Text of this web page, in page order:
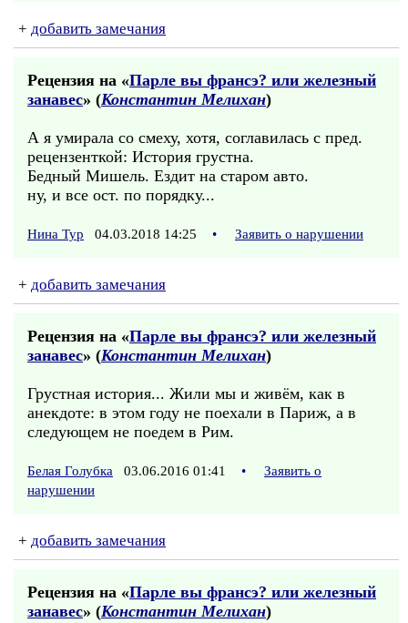
+ добавить замечания
Рецензия на «Парле вы франсэ? или железный
занавес» (Константин Мелихан)
А я умирала со смеху, хотя, соглавилась с пред.
рецензенткой: История грустна.
Бедный Мишель. Ездит на старом авто.
ну, и все ост. по порядку...
Нина Тур 04.03.2018 14:25 • Заявить о нарушении
+ добавить замечания
Рецензия на «Парле вы франсэ? или железный
занавес» (Константин Мелихан)
Грустная история... Жили мы и живём, как в
анекдоте: в этом году не поехали в Париж, а в
следующем не поедем в Рим.
Белая Голубка 03.06.2016 01:41 •
Заявить о
нарушении
+ добавить замечания
Рецензия на «Парле вы франсэ? или железный
занавес» (Константин Мелихан)